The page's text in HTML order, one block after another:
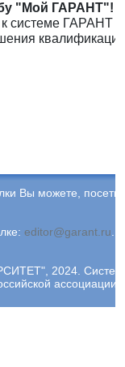
"Мой ГАРАНТ"!
к системе ГАРАНТ
Вы можете,
editor@garant.ru.
2024. Система